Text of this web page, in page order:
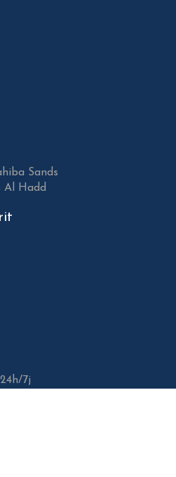
Sands
Al Hadd
7j